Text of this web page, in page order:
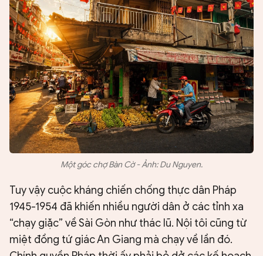
Một góc chợ Bàn Cờ - Ảnh: Du Nguyen.
Tuy vậy cuộc kháng chiến chống thực dân Pháp
1945-1954 đã khiến nhiều người dân ở các tỉnh xa
“chạy giặc” về Sài Gòn như thác lũ. Nội tôi cũng từ
miệt đồng tứ giác An Giang mà chạy về lần đó.